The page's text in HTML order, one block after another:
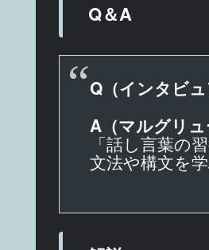
Q＆A
Q（インタビュ
A（マルグリュ
「話し言葉の
文法や構文を